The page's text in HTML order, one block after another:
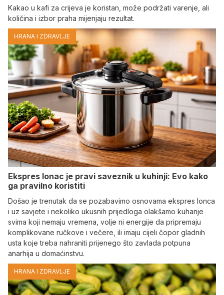
Kakao u kafi za crijeva je koristan, može podržati varenje, ali
količina i izbor praha mijenjaju rezultat.
HRANA I ZDRAVLJE
Ekspres lonac je pravi saveznik u kuhinji: Evo kako
ga pravilno koristiti
Došao je trenutak da se pozabavimo osnovama ekspres lonca
i uz savjete i nekoliko ukusnih prijedloga olakšamo kuhanje
svima koji nemaju vremena, volje ni energije da pripremaju
komplikovane ručkove i večere, ili imaju cijeli čopor gladnih
usta koje treba nahraniti prijenego što zavlada potpuna
anarhija u domaćinstvu.
HRANA I ZDRAVLJE